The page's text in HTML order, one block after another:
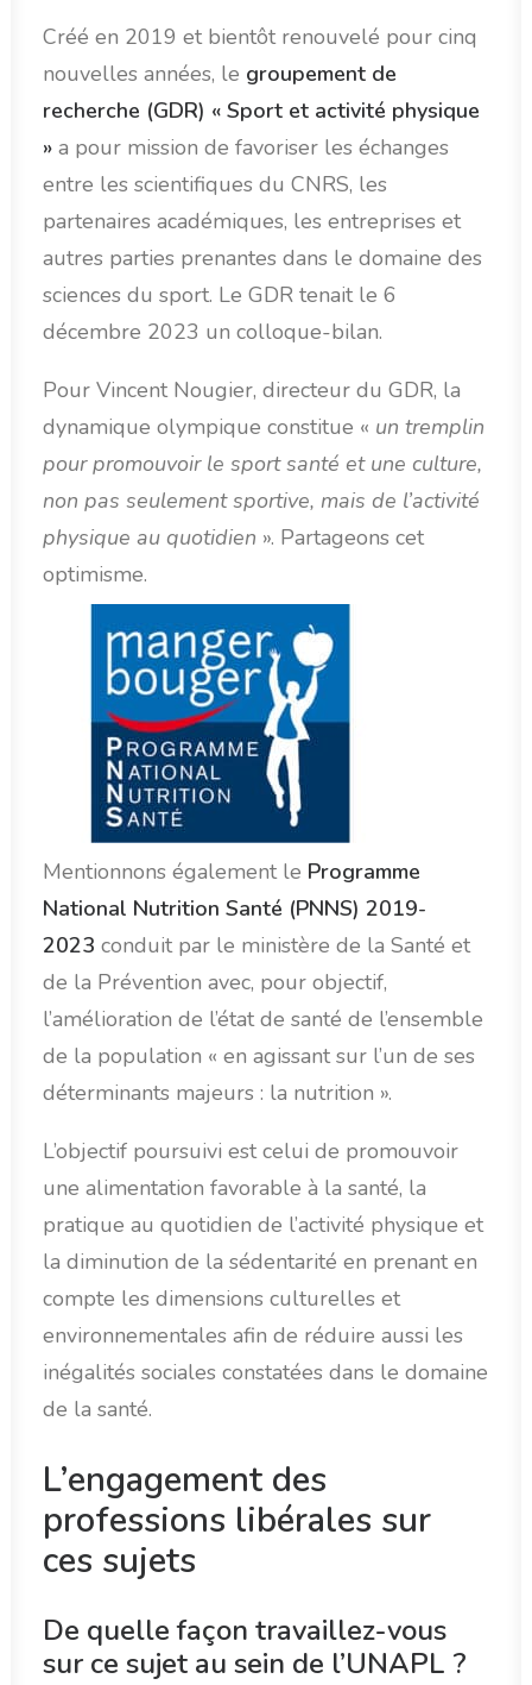
Créé en 2019 et bientôt renouvelé pour cinq
nouvelles années, le groupement de
recherche (GDR) « Sport et activité physique
» a pour mission de favoriser les échanges
entre les scientifiques du CNRS, les
partenaires académiques, les entreprises et
autres parties prenantes dans le domaine des
sciences du sport. Le GDR tenait le 6
décembre 2023 un colloque-bilan.
Pour Vincent Nougier, directeur du GDR, la
dynamique olympique constitue « un tremplin
pour promouvoir le sport santé et une culture,
non pas seulement sportive, mais de l’activité
physique au quotidien ». Partageons cet
optimisme.
Mentionnons également le Programme
National Nutrition Santé (PNNS) 2019-
2023 conduit par le ministère de la Santé et
de la Prévention avec, pour objectif,
l’amélioration de l’état de santé de l’ensemble
de la population « en agissant sur l’un de ses
déterminants majeurs : la nutrition ».
L’objectif poursuivi est celui de promouvoir
une alimentation favorable à la santé, la
pratique au quotidien de l’activité physique et
la diminution de la sédentarité en prenant en
compte les dimensions culturelles et
environnementales afin de réduire aussi les
inégalités sociales constatées dans le domaine
de la santé.
L’engagement des
professions libérales sur
ces sujets
De quelle façon travaillez-vous
sur ce sujet au sein de l’UNAPL ?